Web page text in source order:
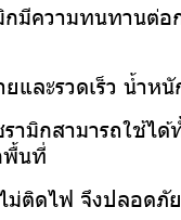
กมีความทนทานต่
ยและรวดเร็ว น้ำ
รามิกสามารถใช้ไ
พื้นที่
ม่ติดไฟ จึงปลอด